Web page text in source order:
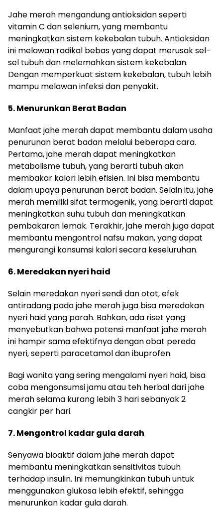
Jahe merah mengandung antioksidan seperti
vitamin C dan selenium, yang membantu
meningkatkan sistem kekebalan tubuh. Antioksidan
ini melawan radikal bebas yang dapat merusak sel-
sel tubuh dan melemahkan sistem kekebalan.
Dengan memperkuat sistem kekebalan, tubuh lebih
mampu melawan infeksi dan penyakit.
5. Menurunkan Berat Badan
Manfaat jahe merah dapat membantu dalam usaha
penurunan berat badan melalui beberapa cara.
Pertama, jahe merah dapat meningkatkan
metabolisme tubuh, yang berarti tubuh akan
membakar kalori lebih efisien. Ini bisa membantu
dalam upaya penurunan berat badan. Selain itu, jahe
merah memiliki sifat termogenik, yang berarti dapat
meningkatkan suhu tubuh dan meningkatkan
pembakaran lemak. Terakhir, jahe merah juga dapat
membantu mengontrol nafsu makan, yang dapat
mengurangi konsumsi kalori secara keseluruhan.
6. Meredakan nyeri haid
Selain meredakan nyeri sendi dan otot, efek
antiradang pada jahe merah juga bisa meredakan
nyeri haid yang parah. Bahkan, ada riset yang
menyebutkan bahwa potensi manfaat jahe merah
ini hampir sama efektifnya dengan obat pereda
nyeri, seperti paracetamol dan ibuprofen.
Bagi wanita yang sering mengalami nyeri haid, bisa
coba mengonsumsi jamu atau teh herbal dari jahe
merah selama kurang lebih 3 hari sebanyak 2
cangkir per hari.
7. Mengontrol kadar gula darah
Senyawa bioaktif dalam jahe merah dapat
membantu meningkatkan sensitivitas tubuh
terhadap insulin. Ini memungkinkan tubuh untuk
menggunakan glukosa lebih efektif, sehingga
menurunkan kadar gula darah.